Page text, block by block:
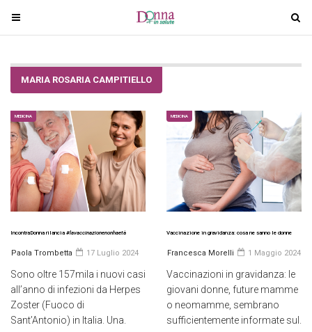
T
o
g
n
a
v
i
g
a
i
o
T
o
g
a
v
g
a
i
o
MARIA ROSARIA CAMPITIELLO
MEDICINA
IncontraDonna rilancia #lavaccinazionenonhaetà
Paola Trombetta 17 Luglio 2024
Sono oltre 157mila i nuovi casi
all’anno di infezioni da Herpes
Zoster (Fuoco di
Sant’Antonio) in Italia. Una.
MEDICINA
Vaccinazione in gravidanza: cosa ne sanno le donne
Francesca Morelli 1 Maggio 2024
Vaccinazioni in gravidanza: le
giovani donne, future mamme
o neomamme, sembrano
sufficientemente informate sul.